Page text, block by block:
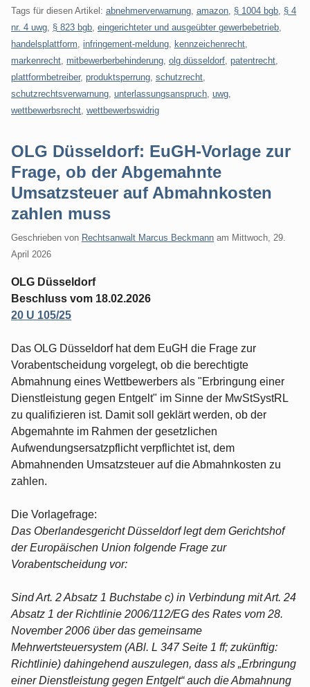
Tags für diesen Artikel: abnehmerverwarnung amazon § 1004 bgb § 4
nr. 4 uwg § 823 bgb eingerichteter und ausgeübter gewerbebetrieb
handelsplattform infringement-meldung kennzeichenrecht
markenrecht mitbewerberbehinderung olg düsseldorf patentrecht
plattformbetreiber, produktsperrung schutzrecht
schutzrechtsverwarnung unterlassungsanspruch uwg
wettbewerbsrecht wettbewerbswidrig
OLG Düsseldorf: EuGH-Vorlage zur
Frage, ob der Abgemahnte
Umsatzsteuer auf Abmahnkosten
zahlen muss
Geschrieben von Rechtsanwalt Marcus Beckmann am Mittwoch, 29.
April 2026
OLG Düsseldorf
Beschluss vom 18.02.2026
20 U 105/25
Das OLG Düsseldorf hat dem EuGH die Frage zur
Vorabentscheidung vorgelegt, ob die berechtigte
Abmahnung eines Wettbewerbers als "Erbringung einer
Dienstleistung gegen Entgelt" im Sinne der MwStSystRL
zu qualifizieren ist. Damit soll geklärt werden, ob der
Abgemahnte im Rahmen der gesetzlichen
Aufwendungsersatzpflicht verpflichtet ist, dem
Abmahnenden Umsatzsteuer auf die Abmahnkosten zu
zahlen.
Die Vorlagefrage:
Das Oberlandesgericht Düsseldorf legt dem Gerichtshof
der Europäischen Union folgende Frage zur
Vorabentscheidung vor:
Sind Art. 2 Absatz 1 Buchstabe c) in Verbindung mit Art. 24
Absatz 1 der Richtlinie 2006/112/EG des Rates vom 28.
November 2006 über das gemeinsame
Mehrwertsteuersystem (ABl. L 347 Seite 1 ff; zukünftig:
Richtlinie) dahingehend auszulegen, dass als „Erbringung
einer Dienstleistung gegen Entgelt“ auch die Abmahnung